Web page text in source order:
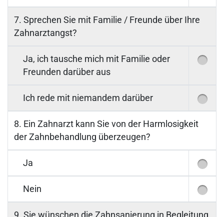
7. Sprechen Sie mit Familie / Freunde über Ihre
Zahnarztangst?
Ja, ich tausche mich mit Familie oder
Freunden darüber aus
Ich rede mit niemandem darüber
8. Ein Zahnarzt kann Sie von der Harmlosigkeit
der Zahnbehandlung überzeugen?
Ja
Nein